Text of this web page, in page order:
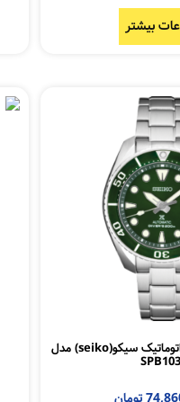
بیشتر
ساعت مچی مردانه اتوماتیک سیکو(seiko) مدل